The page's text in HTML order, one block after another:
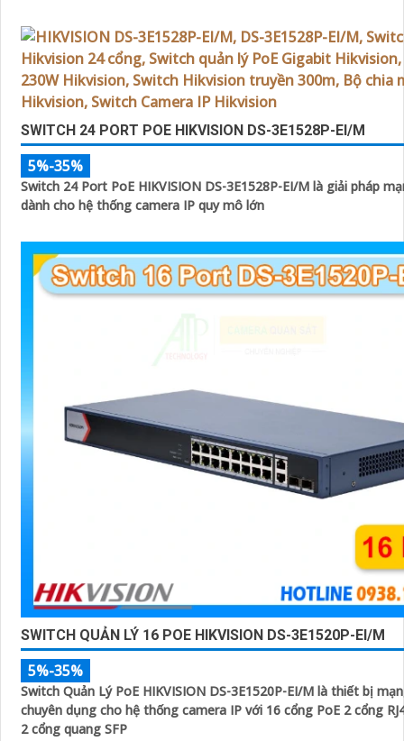
SWITCH 24 PORT POE HIKVISION DS-3E1528P-EI/M
5%-35%
Switch 24 Port PoE HIKVISION DS-3E1528P-EI/M là giải pháp
dành cho hệ thống camera IP quy mô lớn
SWITCH QUẢN LÝ 16 POE HIKVISION DS-3E1520P-EI/M
5%-35%
Switch Quản Lý PoE HIKVISION DS-3E1520P-EI/M là thiết bị
chuyên dụng cho hệ thống camera IP với 16 cổng PoE 2 cổng
2 cổng quang SFP